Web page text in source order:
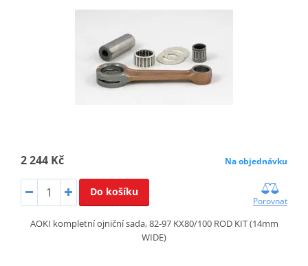
2 244 Kč Na objednávku
Do košíku
Porovnat
AOKI kompletní ojniční sada, 82-97 KX80/100 ROD KIT (14mm
WIDE)